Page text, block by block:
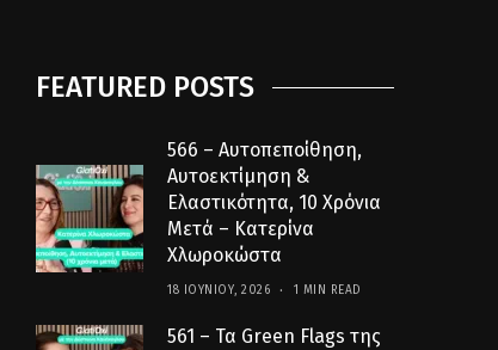
FEATURED POSTS
566 – Αυτοπεποίθηση,
Αυτοεκτίμηση &
Ελαστικότητα, 10 Χρόνια
Μετά – Κατερίνα
Χλωροκώστα
18 ΙΟΥΝΊΟΥ, 2026 1 MIN READ
561 – Τα Green Flags της